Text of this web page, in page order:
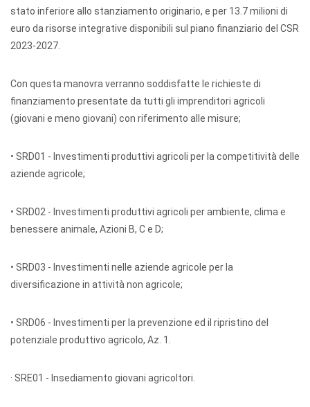
stato inferiore allo stanziamento originario, e per 13.7 milioni di
euro da risorse integrative disponibili sul piano finanziario del CSR
2023-2027.
Con questa manovra verranno soddisfatte le richieste di
finanziamento presentate da tutti gli imprenditori agricoli
(giovani e meno giovani) con riferimento alle misure;
• SRD01 - Investimenti produttivi agricoli per la competitività delle
aziende agricole;
• SRD02 - Investimenti produttivi agricoli per ambiente, clima e
benessere animale, Azioni B, C e D;
• SRD03 - Investimenti nelle aziende agricole per la
diversificazione in attività non agricole;
• SRD06 - Investimenti per la prevenzione ed il ripristino del
potenziale produttivo agricolo, Az. 1.
· SRE01 - Insediamento giovani agricoltori.